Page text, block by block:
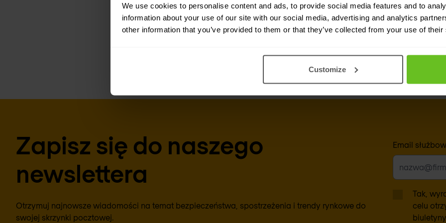
We use cookies to personalise content and ads, to provide social media features and to
information about your use of our site with our social media, advertising and analytics
other information that you’ve provided to them or that they’ve collected from your use of
Customize
Richard Landman, Director of Marketing
Zapisz się do naszego
newslettera
Otrzymuj najnowsze wiadomości na temat bezpieczeństwa, spostrzeżenia i trendy rynkowe do
swojej skrzynki pocztowej.
Email
Tak,
celu